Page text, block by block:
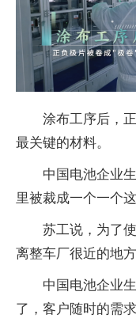
涂布工序后，
最关键的材料。
中国电池企业
里被裁成一个一个
苏工说，为了
离整车厂很近的地方
中国电池企业
了，客户随时的需